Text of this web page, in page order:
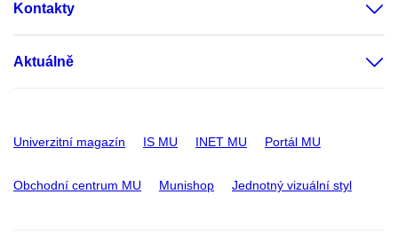
Kontakty
Aktuálně
Univerzitní magazín IS MU INET MU Portál MU
Obchodní centrum MU Munishop Jednotný vizuální styl